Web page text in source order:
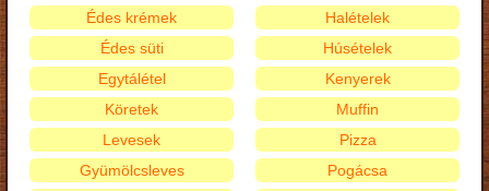
Édes krémek
Édes süti
Egytálétel
Halételek
Húsételek
Kenyerek
Köretek
Levesek
Gyümölcsleves
Muffin
Pizza
Pogácsa